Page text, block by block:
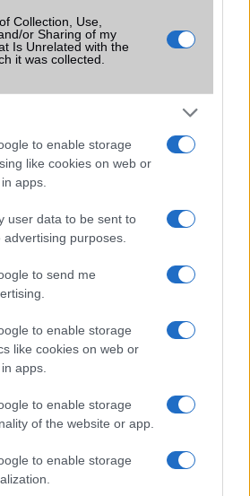
Collection, Use,
or Sharing of my
Is Unrelated with the
it was collected.
to enable storage
like cookies on web or
apps.
user data to be sent to
purposes.
to send me
to enable storage
like cookies on web or
apps.
to enable storage
of the website or app.
to enable storage
Globális
Nincs
frissítés: 2026-07-13 19:00:00
ajánlatok
iPhone 16 Plus